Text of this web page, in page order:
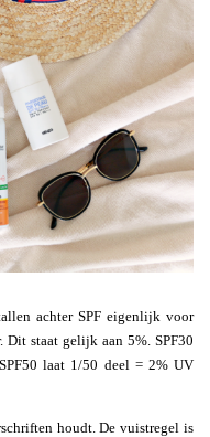
achter SPF eigenlijk voor
Dit staat gelijk aan 5%. SPF30
laat 1/50 deel = 2% UV
houdt. De vuistregel is